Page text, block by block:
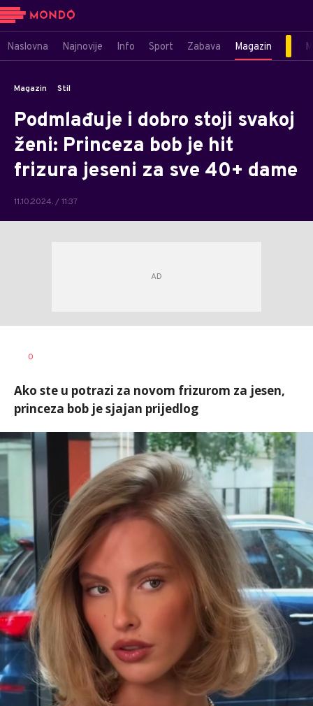
Naslovna Najnovije Info Sport Zabava Magazin
Magazin Stil
Podmlađuje i dobro stoji svakoj
ženi: Princeza bob je hit
frizura jeseni za sve 40+ dame
11.10.2024. / 11:37
0
Ako ste u potrazi za novom frizurom za jesen,
princeza bob je sjajan prijedlog